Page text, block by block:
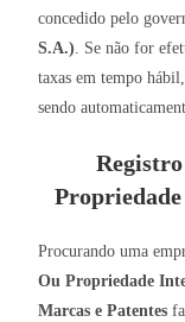
concedido pelo
S.A.). Se não for
taxas em tempo
sendo
Procurando uma
Ou Propriedade
Marcas e Patentes